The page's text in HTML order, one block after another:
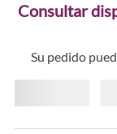
Consultar
Su pedido